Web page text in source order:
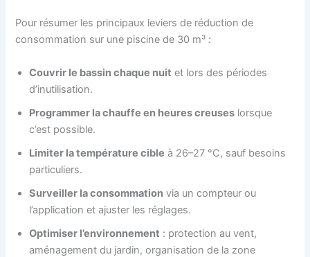
Pour résumer les principaux leviers de réduction de
consommation sur une piscine de 30 m³ :
Couvrir le bassin chaque nuit et lors des périodes
d’inutilisation.
Programmer la chauffe en heures creuses lorsque
c’est possible.
Limiter la température cible à 26–27 °C, sauf besoins
particuliers.
Surveiller la consommation via un compteur ou
l’application et ajuster les réglages.
Optimiser l’environnement : protection au vent,
aménagement du jardin, organisation de la zone